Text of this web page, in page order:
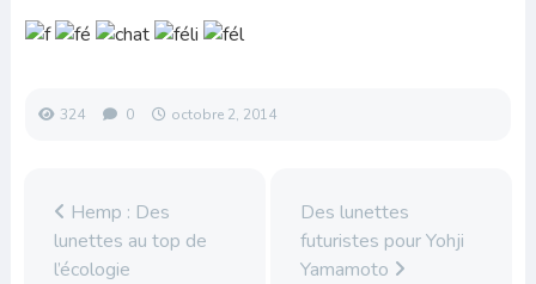
324 0 octobre 2, 2014
Hemp : Des
lunettes au top de
l’écologie
Des lunettes
futuristes pour Yohji
Yamamoto